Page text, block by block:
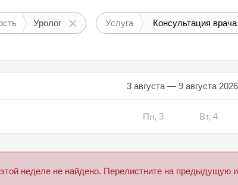
Уролог Услуга Консультация
3 августа — 9 августа 2026
Пн, 3 Вт, 4
неделе не найдено. Перелистните на